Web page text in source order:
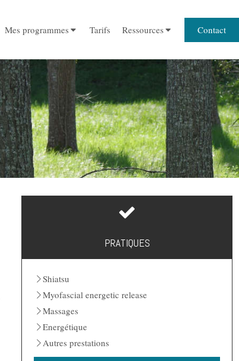
Mes programmes Tarifs Ressources Contact
PRATIQUES
Shiatsu
Myofascial energetic release
Massages
Energétique
Autres prestations